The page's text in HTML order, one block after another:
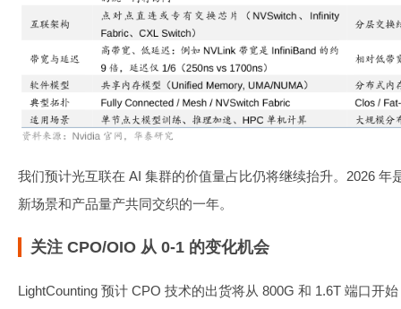
我们预计光互联在 AI 集群的价值量占比仍将继续抬升。2026 年
新场景和产品量产共同交织的一年。
关注 CPO/OIO 从 0-1 的变化机会
LightCounting 预计 CPO 技术的出货将从 800G 和 1.6T 端口开